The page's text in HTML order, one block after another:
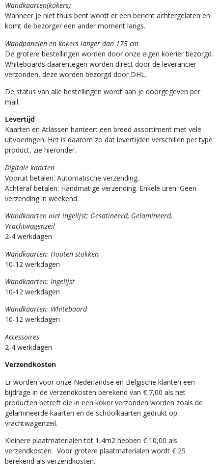
Wandkaarten(kokers)
Wanneer je niet thuis bent wordt er een bericht achtergelaten en
komt de bezorger een ander moment langs.
Wandpanelen en kokers langer dan 175 cm
De grotere bestellingen worden door onze eigen koerier bezorgd.
Whiteboards daarentegen worden direct door de leverancier
verzonden, deze worden bezorgd door DHL.
De status van alle bestellingen wordt aan je doorgegeven per
mail.
Levertijd
Kaarten en Atlassen hanteert een breed assortiment met vele
uitvoeringen. Het is daarom zo dat levertijden verschillen per type
product, zie hieronder.
Digitale kaarten
Vooruit betalen: Automatische verzending.
Achteraf betalen: Handmatige verzending. Enkele uren. Geen
verzending in weekend.
Wandkaarten niet ingelijst; Gesatineerd, Gelamineerd,
Vrachtwagenzeil
2-4 werkdagen
Wandkaarten; Houten stokken
10-12 werkdagen
Wandkaarten; Ingelijst
10-12 werkdagen
Wandkaarten; Whiteboard
10-12 werkdagen
Accessoires
2-4 werkdagen
Verzendkosten
Er worden voor onze Nederlandse en Belgische klanten een
bijdrage in de verzendkosten berekend van € 7,00 als het
producten betreft die in een koker verzonden worden zoals de
gelamineerde kaarten en de schoolkaarten gedrukt op
vrachtwagenzeil.
Kleinere plaatmaterialen tot 1,4m2 hebben € 10,00 als
verzendkosten. Voor grotere plaatmaterialen wordt € 25
berekend als verzendkosten.